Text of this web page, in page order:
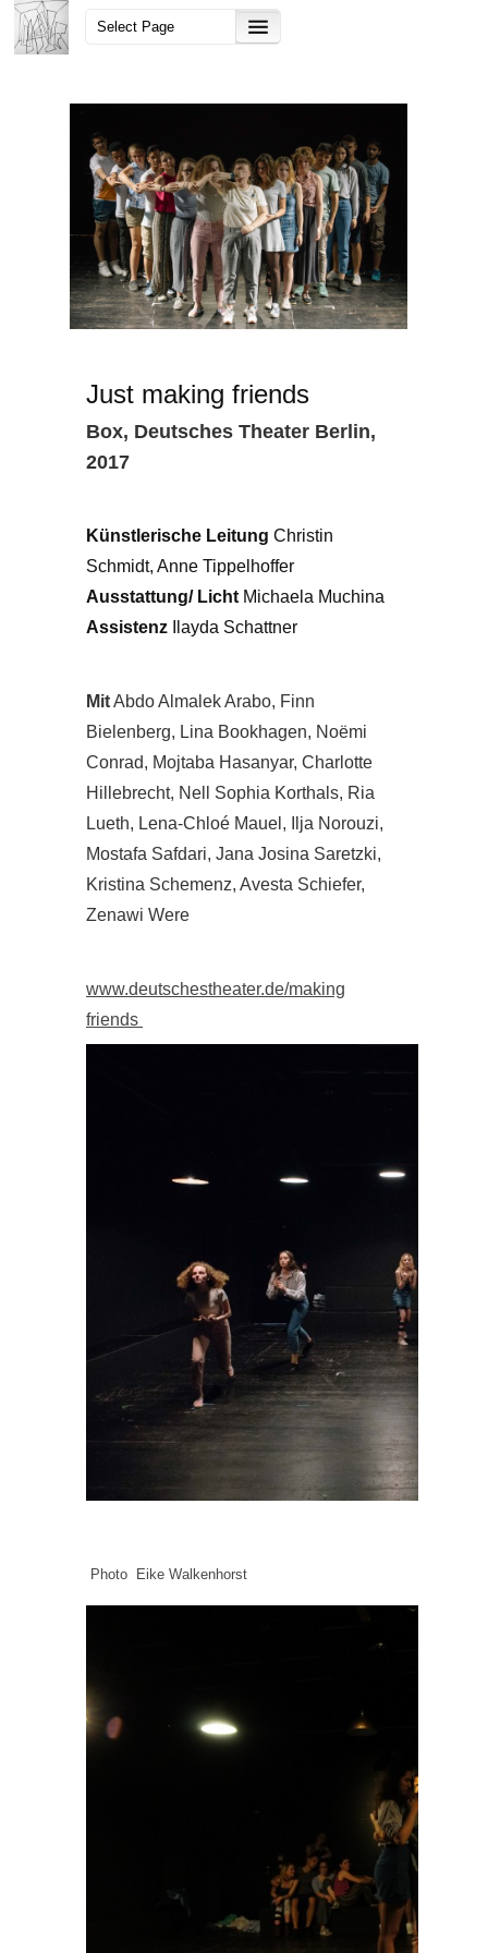
Just making friends
Box, Deutsches Theater Berlin,
2017
Künstlerische Leitung Christin
Schmidt, Anne Tippelhoffer
Ausstattung/ Licht Michaela Muchina
Assistenz Ilayda Schattner
MitAbdo Almalek Arabo, Finn
Bielenberg, Lina Bookhagen, Noëmi
Conrad, Mojtaba Hasanyar, Charlotte
Hillebrecht, Nell Sophia Korthals, Ria
Lueth, Lena-Chloé Mauel, Ilja Norouzi,
Mostafa Safdari, Jana Josina Saretzki,
Kristina Schemenz, Avesta Schiefer,
Zenawi Were
www.deutschestheater.de/making
friends
Photo Eike Walkenhorst